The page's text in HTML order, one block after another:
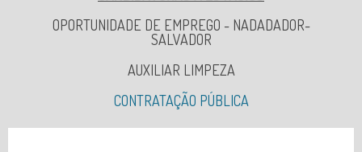
OPORTUNIDADE DE EMPREGO - NADADADOR-
SALVADOR
AUXILIAR LIMPEZA
CONTRATAÇÃO PÚBLICA
AJUSTES DIRETOS